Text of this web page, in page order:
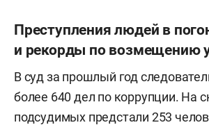
Преступления людей в
и рекорды по возмещению
В суд за прошлый год
более 640 дел по коррупции. На
подсудимых предстали 253